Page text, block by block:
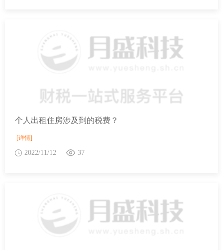
个人出租住房涉及到的税费？
[详情]
2022/11/12 37